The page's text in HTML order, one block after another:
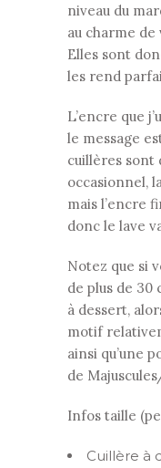
niveau du
au charme
Elles sont
les rend
L’encre que
le message
cuillères sont
occasionnel,
mais l’encre
donc le lave
Notez que si
de plus de 30
à dessert,
motif
ainsi qu’une
de
Infos taille
Cuillère à